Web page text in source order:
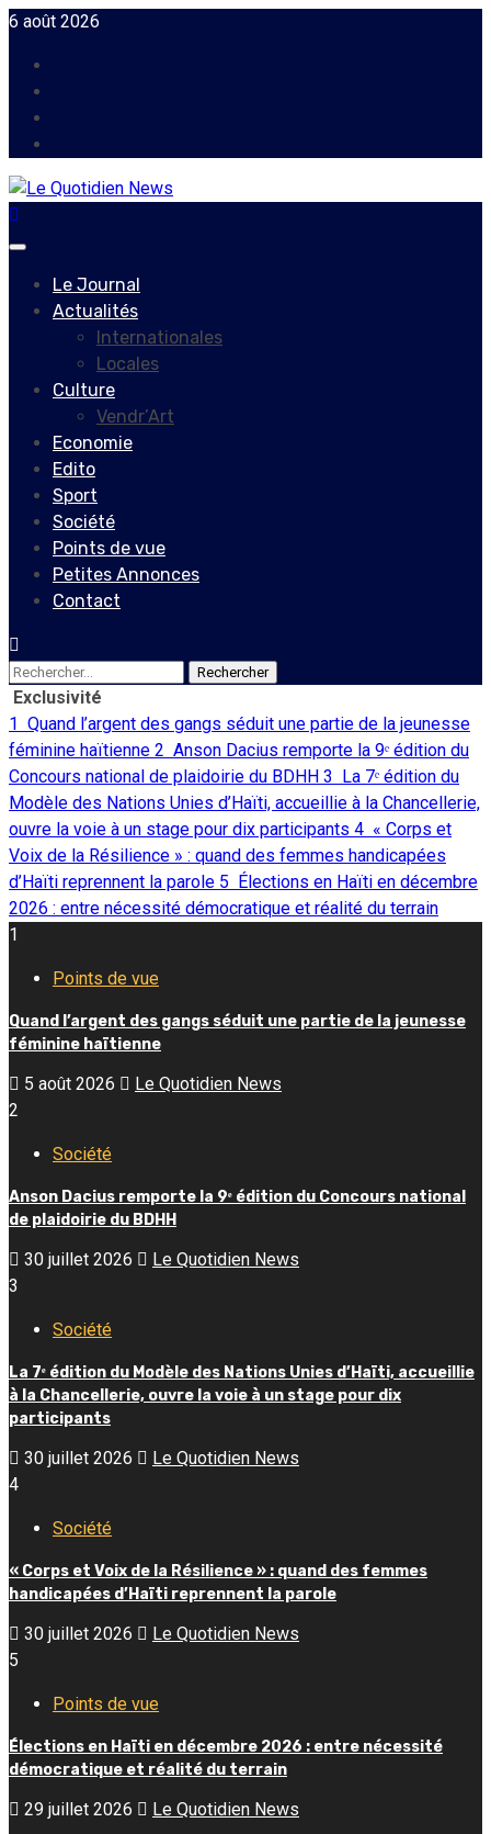
Skip
content
6 août 2026
Primary
Le Journal
Actualités
Internationales
Locales
Culture
Vendr’Art
Economie
Edito
Sport
Société
Points de vue
Petites Annonces
Contact
Rechercher :
Exclusivité
1 Quand l’argent des gangs séduit une partie de la jeunesse
féminine haïtienne 2 Anson Dacius remporte la 9ᵉ édition du
Concours national de plaidoirie du BDHH 3 La 7ᵉ édition du
Modèle des Nations Unies d’Haïti, accueillie à la Chancellerie,
ouvre la voie à un stage pour dix participants 4 « Corps et
Voix de la Résilience » : quand des femmes handicapées
d’Haïti reprennent la parole 5 Élections en Haïti en décembre
2026 : entre nécessité démocratique et réalité du terrain
1
Points de vue
Quand l’argent des gangs séduit une partie de la jeunesse
féminine haïtienne
5 août 2026
Le Quotidien News
2
Société
Anson Dacius remporte la 9ᵉ édition du Concours national
de plaidoirie du BDHH
30 juillet 2026
Le Quotidien News
3
Société
La 7ᵉ édition du Modèle des Nations Unies d’Haïti, accueillie
à la Chancellerie, ouvre la voie à un stage pour dix
participants
30 juillet 2026
Le Quotidien News
4
Société
« Corps et Voix de la Résilience » : quand des femmes
handicapées d’Haïti reprennent la parole
30 juillet 2026
Le Quotidien News
5
Points de vue
Élections en Haïti en décembre 2026 : entre nécessité
démocratique et réalité du terrain
29 juillet 2026 Le Quotidien News